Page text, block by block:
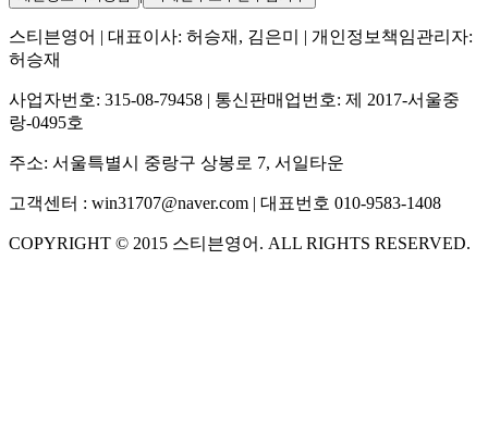
스티븐영어 | 대표이사: 허승재, 김은미
| 개인정보책임관리자:
허승재
사업자번호: 315-08-79458 | 통신판매업번호: 제 2017-서울중
랑-0495호
주소: 서울특별시 중랑구 상봉로 7, 서일타운
고객센터 : win31707@naver.com | 대표번호 010-9583-1408
COPYRIGHT © 2015 스티븐영어 . ALL RIGHTS RESERVED.